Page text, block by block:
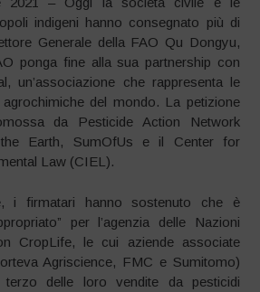
indigeni hanno consegnato più di
Generale della FAO Qu Dongyu,
ponga fine alla sua partnership con
un’associazione che rappresenta le
del mondo. La petizione
da Pesticide Action Network
Earth, SumOfUs e il Center for
Law (CIEL).
i firmatari hanno sostenuto che è
per l’agenzia delle Nazioni
CropLife, le cui aziende associate
Agriscience, FMC e Sumitomo)
delle loro vendite da pesticidi